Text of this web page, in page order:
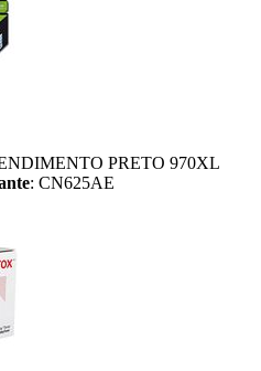
PRETO 970XL
: CN625AE